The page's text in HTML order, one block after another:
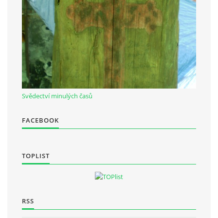
Občanská vzdělávací jednota "Komenský" v Choceradech z.s.
Chocerady 4
257 24 Chocerady
IČ: 498 28 614
Kontaktní osoba:
Svědectví minulých časů
FACEBOOK
TOPLIST
RSS